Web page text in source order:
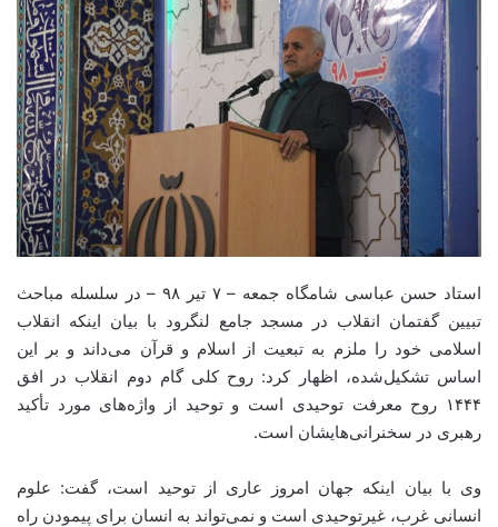
استاد حسن عباسی شامگاه جمعه – ۷ تیر ۹۸ – در سلسله مباحث
تبیین گفتمان انقلاب در مسجد جامع لنگرود با بیان‌ اینکه انقلاب
اسلامی خود را ملزم‌ به تبعیت از اسلام و قرآن می‌داند و بر این
اساس تشکیل‌شده، اظهار کرد: روح کلی گام دوم انقلاب در افق
۱۴۴۴ روح معرفت توحیدی است و توحید از واژه‌های مورد تأکید
رهبری در سخنرانی‌هایشان است.
وی با بیان اینکه جهان امروز عاری از توحید است، گفت: علوم
انسانی غرب، غیرتوحیدی است و نمی‌تواند به انسان برای پیمودن راه